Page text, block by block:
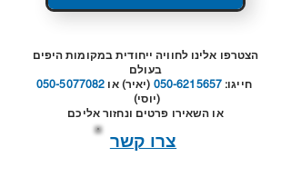
הצטרפו אלינו לחוויה ייחודית במקומות היפים
בעולם
חייגו: 050-6215657 (יאיר) או 050-5077082
(יוסי)
או השאירו פרטים ונחזור אליכם
צרו קשר